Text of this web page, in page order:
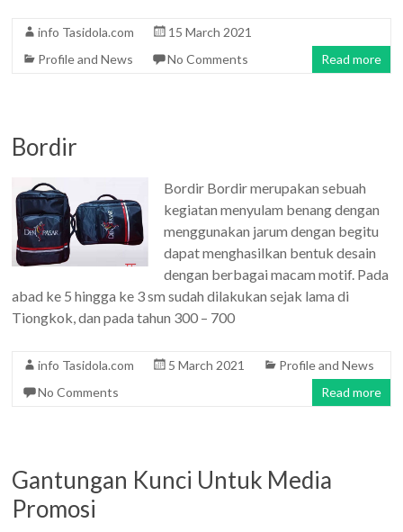
info Tasidola.com
15 March 2021
Profile and News
No Comments Read more
Bordir
Bordir Bordir merupakan sebuah
kegiatan menyulam benang dengan
menggunakan jarum dengan begitu
dapat menghasilkan bentuk desain
dengan berbagai macam motif. Pada
abad ke 5 hingga ke 3 sm sudah dilakukan sejak lama di
Tiongkok, dan pada tahun 300 – 700
info Tasidola.com 5 March 2021
Profile and News
No Comments
Read more
Gantungan Kunci Untuk Media
Promosi